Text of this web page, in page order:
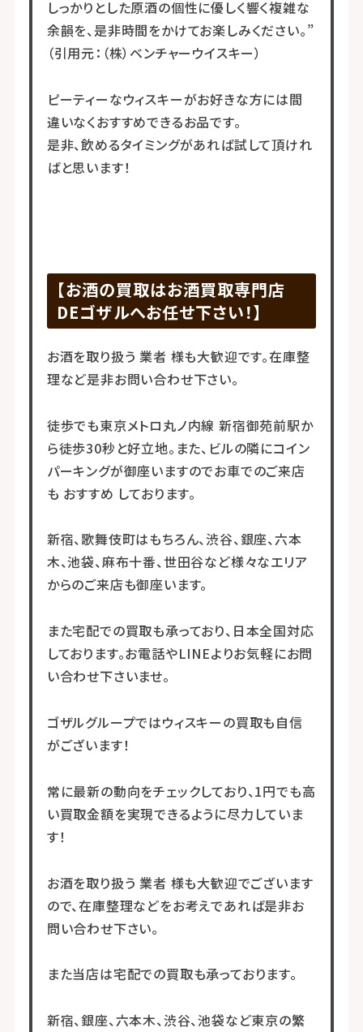
しっかりとした原酒の個性に優しく響く複雑な
余韻を、是非時間をかけてお楽しみください。”
（引用元：（株）ベンチャーウイスキー）
ピーティーなウィスキーがお好きな方には間
違いなくおすすめできるお品です。
是非、飲めるタイミングがあれば試して頂けれ
ばと思います！
【お酒の買取はお酒買取専門店
DEゴザルへお任せ下さい！】
お酒を取り扱う 業者 様も大歓迎です。在庫整
理など是非お問い合わせ下さい。
徒歩でも東京メトロ丸ノ内線 新宿御苑前駅か
ら徒歩30秒と好立地。また、ビルの隣にコイン
パーキングが御座いますのでお車でのご来店
も おすすめ しております。
新宿、歌舞伎町はもちろん、渋谷、銀座、六本
木、池袋、麻布十番、世田谷など様々なエリア
からのご来店も御座います。
また宅配での買取も承っており、日本全国対応
しております。お電話やLINEよりお気軽にお問
い合わせ下さいませ。
ゴザルグループではウィスキーの買取も自信
がございます！
常に最新の動向をチェックしており、1円でも高
い買取金額を実現できるように尽力していま
す！
お酒を取り扱う 業者 様も大歓迎でございます
ので、在庫整理などをお考えであれば是非お
問い合わせ下さい。
また当店は宅配での買取も承っております。
新宿、銀座、六本木、渋谷、池袋など東京の繁